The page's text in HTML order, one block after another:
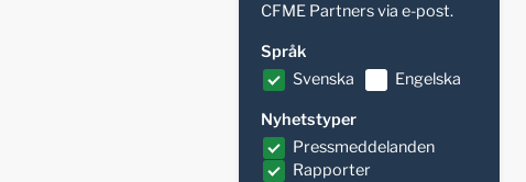
CFME Partners via e-post.
Språk
Svenska
Engelska
Nyhetstyper
Pressmeddelanden
Rapporter